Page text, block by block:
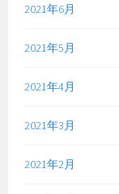
2021年6月
2021年5月
2021年4月
2021年3月
2021年2月